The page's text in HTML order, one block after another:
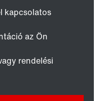
kapcsolatos
az Ön
rendelési